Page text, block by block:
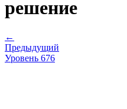
решение
←
Предыдущий
Уровень 676